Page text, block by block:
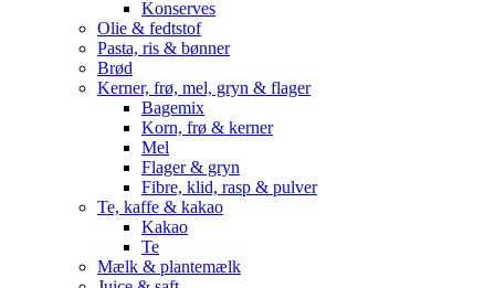
Konserves
Olie & fedtstof
Pasta, ris & bønner
Brød
Kerner, frø, mel, gryn & flager
Bagemix
Korn, frø & kerner
Mel
Flager & gryn
Fibre, klid, rasp & pulver
Te, kaffe & kakao
Kakao
Te
Mælk & plantemælk